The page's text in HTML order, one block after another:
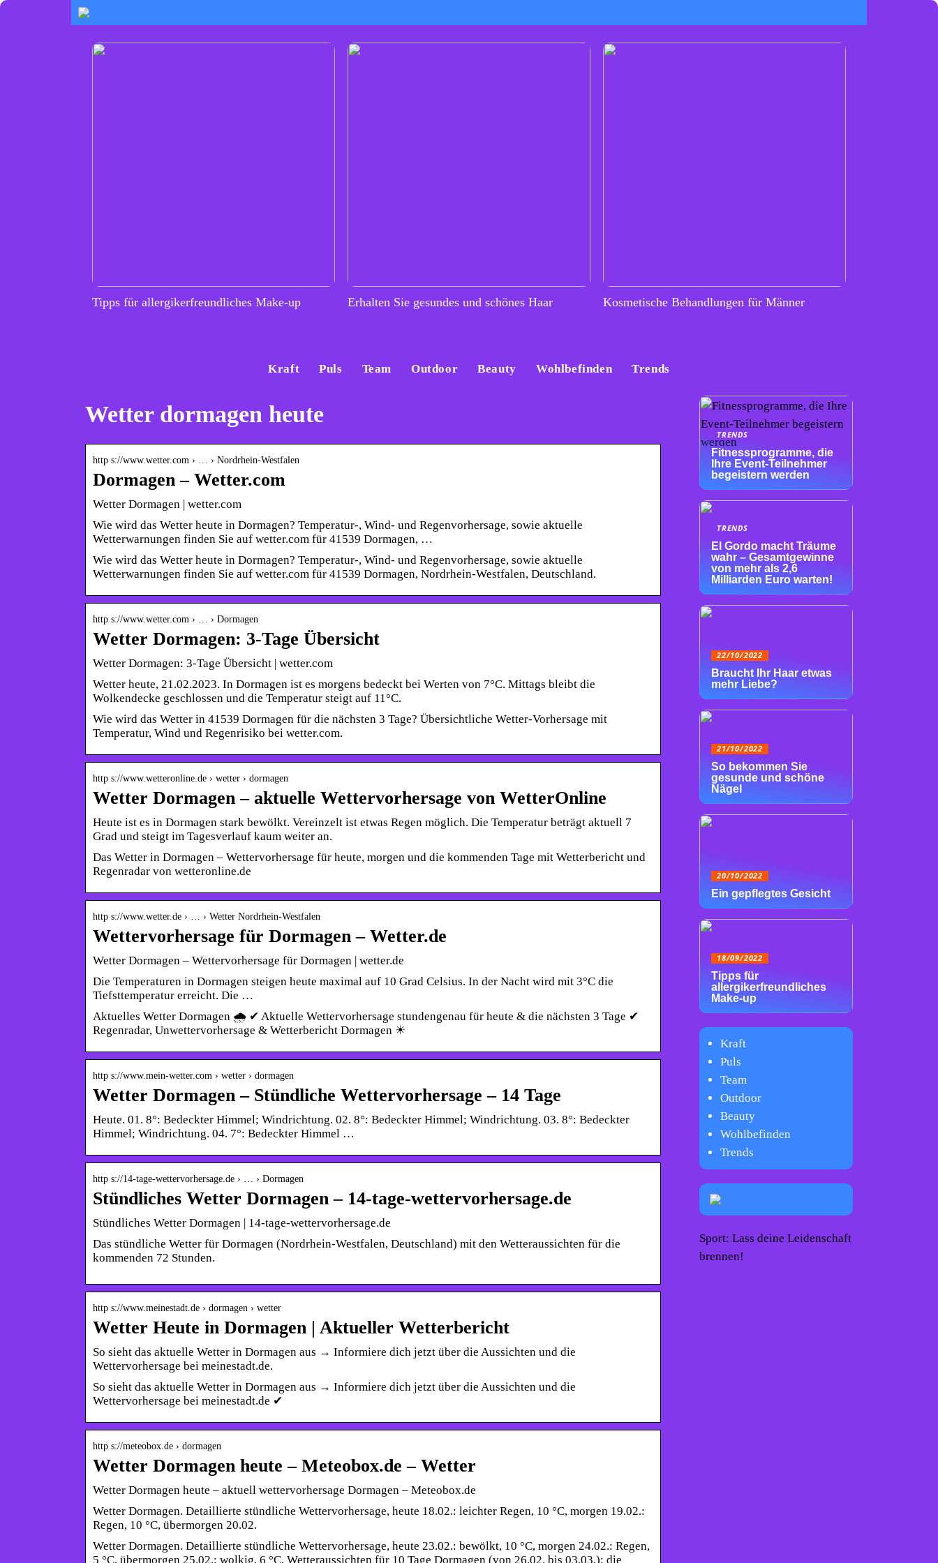
Tipps für allergikerfreundliches Make-up Erhalten Sie gesundes und schönes Haar Kosmetische Behandlungen für Männer
Kraft Puls Team Outdoor Beauty Wohlbefinden Trends
Wetter dormagen heute
http s://www.wetter.com › … › Nordrhein-Westfalen
Dormagen – Wetter.com
Wetter Dormagen | wetter.com
Wie wird das Wetter heute in Dormagen? Temperatur-, Wind- und Regenvorhersage, sowie aktuelle
Wetterwarnungen finden Sie auf wetter.com für 41539 Dormagen, …
Wie wird das Wetter heute in Dormagen? Temperatur-, Wind- und Regenvorhersage, sowie aktuelle
Wetterwarnungen finden Sie auf wetter.com für 41539 Dormagen, Nordrhein-Westfalen, Deutschland.
http s://www.wetter.com › … › Dormagen
Wetter Dormagen: 3-Tage Übersicht
Wetter Dormagen: 3-Tage Übersicht | wetter.com
Wetter heute, 21.02.2023. In Dormagen ist es morgens bedeckt bei Werten von 7°C. Mittags bleibt die
Wolkendecke geschlossen und die Temperatur steigt auf 11°C.
Wie wird das Wetter in 41539 Dormagen für die nächsten 3 Tage? Übersichtliche Wetter-Vorhersage mit
Temperatur, Wind und Regenrisiko bei wetter.com.
http s://www.wetteronline.de › wetter › dormagen
Wetter Dormagen – aktuelle Wettervorhersage von WetterOnline
Heute ist es in Dormagen stark bewölkt. Vereinzelt ist etwas Regen möglich. Die Temperatur beträgt aktuell 7
Grad und steigt im Tagesverlauf kaum weiter an.
Das Wetter in Dormagen – Wettervorhersage für heute, morgen und die kommenden Tage mit Wetterbericht und
Regenradar von wetteronline.de
http s://www.wetter.de › … › Wetter Nordrhein-Westfalen
Wettervorhersage für Dormagen – Wetter.de
Wetter Dormagen – Wettervorhersage für Dormagen | wetter.de
Die Temperaturen in Dormagen steigen heute maximal auf 10 Grad Celsius. In der Nacht wird mit 3°C die
Tiefsttemperatur erreicht. Die …
Aktuelles Wetter Dormagen 🌧️ ✔ Aktuelle Wettervorhersage stundengenau für heute & die nächsten 3 Tage ✔
Regenradar, Unwettervorhersage & Wetterbericht Dormagen ☀
http s://www.mein-wetter.com › wetter › dormagen
Wetter Dormagen – Stündliche Wettervorhersage – 14 Tage
Heute. 01. 8°: Bedeckter Himmel; Windrichtung. 02. 8°: Bedeckter Himmel; Windrichtung. 03. 8°: Bedeckter
Himmel; Windrichtung. 04. 7°: Bedeckter Himmel …
http s://14-tage-wettervorhersage.de › … › Dormagen
Stündliches Wetter Dormagen – 14-tage-wettervorhersage.de
Stündliches Wetter Dormagen | 14-tage-wettervorhersage.de
Das stündliche Wetter für Dormagen (Nordrhein-Westfalen, Deutschland) mit den Wetteraussichten für die
kommenden 72 Stunden.
http s://www.meinestadt.de › dormagen › wetter
Wetter Heute in Dormagen | Aktueller Wetterbericht
So sieht das aktuelle Wetter in Dormagen aus → Informiere dich jetzt über die Aussichten und die
Wettervorhersage bei meinestadt.de.
So sieht das aktuelle Wetter in Dormagen aus → Informiere dich jetzt über die Aussichten und die
Wettervorhersage bei meinestadt.de ✔
http s://meteobox.de › dormagen
Wetter Dormagen heute – Meteobox.de – Wetter
Wetter Dormagen heute – aktuell wettervorhersage Dormagen – Meteobox.de
Wetter Dormagen. Detaillierte stündliche Wettervorhersage, heute 18.02.: leichter Regen, 10 °C, morgen 19.02.:
Regen, 10 °C, übermorgen 20.02.
Wetter Dormagen. Detaillierte stündliche Wettervorhersage, heute 23.02.: bewölkt, 10 °C, morgen 24.02.: Regen,
5 °C, übermorgen 25.02.: wolkig, 6 °C, Wetteraussichten für 10 Tage Dormagen (von 26.02. bis 03.03.): die
TRENDS
Fitnessprogramme, die
Ihre Event-Teilnehmer
begeistern werden
TRENDS
El Gordo macht Träume
wahr – Gesamtgewinne
von mehr als 2,6
Milliarden Euro warten!
22/10/2022
Braucht Ihr Haar etwas
mehr Liebe?
21/10/2022
So bekommen Sie
gesunde und schöne
Nägel
20/10/2022
Ein gepflegtes Gesicht
18/09/2022
Tipps für
allergikerfreundliches
Make-up
Kraft
Puls
Team
Outdoor
Beauty
Wohlbefinden
Trends
Sport: Lass deine Leidenschaft
brennen!